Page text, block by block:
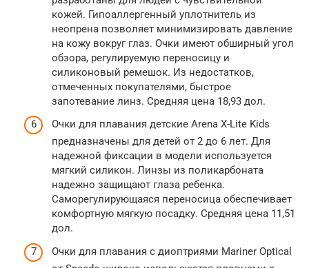
кожей. Гипоаллергенный уплотнитель из
неопрена позволяет минимизировать давление
на кожу вокруг глаз. Очки имеют обширный угол
обзора, регулируемую переносицу и
силиконовый ремешок. Из недостатков,
отмеченных покупателями, быстрое
запотевание линз. Средняя цена 18,93 дол.
Очки для плавания детские Arena X-Lite Kids
предназначены для детей от 2 до 6 лет. Для
надежной фиксации в модели используется
мягкий силикон. Линзы из поликарбоната
надежно защищают глаза ребенка.
Саморегулирующаяся переносица обеспечивает
комфортную мягкую посадку. Средняя цена 11,51
дол.
Очки для плавания с диоптриями Mariner Optical